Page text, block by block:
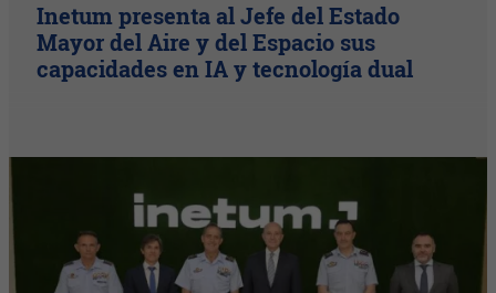
Inetum presenta al Jefe del Estado
Mayor del Aire y del Espacio sus
capacidades en IA y tecnología dual